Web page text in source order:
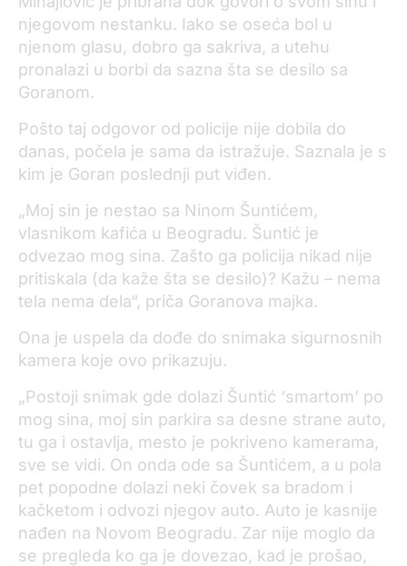
njegovom nestanku. Iako se oseća bol u
njenom glasu, dobro ga sakriva, a utehu
pronalazi u borbi da sazna šta se desilo sa
Goranom.
Pošto taj odgovor od policije nije dobila do
danas, počela je sama da istražuje. Saznala je s
kim je Goran poslednji put viđen.
„Moj sin je nestao sa Ninom Šuntićem,
vlasnikom kafića u Beogradu. Šuntić je
odvezao mog sina. Zašto ga policija nikad nije
pritiskala (da kaže šta se desilo)? Kažu – nema
tela nema dela“, priča Goranova majka.
Ona je uspela da dođe do snimaka sigurnosnih
kamera koje ovo prikazuju.
„Postoji snimak gde dolazi Šuntić ‘smartom’ po
mog sina, moj sin parkira sa desne strane auto,
tu ga i ostavlja, mesto je pokriveno kamerama,
sve se vidi. On onda ode sa Šuntićem, a u pola
pet popodne dolazi neki čovek sa bradom i
kačketom i odvozi njegov auto. Auto je kasnije
nađen na Novom Beogradu. Zar nije moglo da
se pregleda ko ga je dovezao, kad je prošao,